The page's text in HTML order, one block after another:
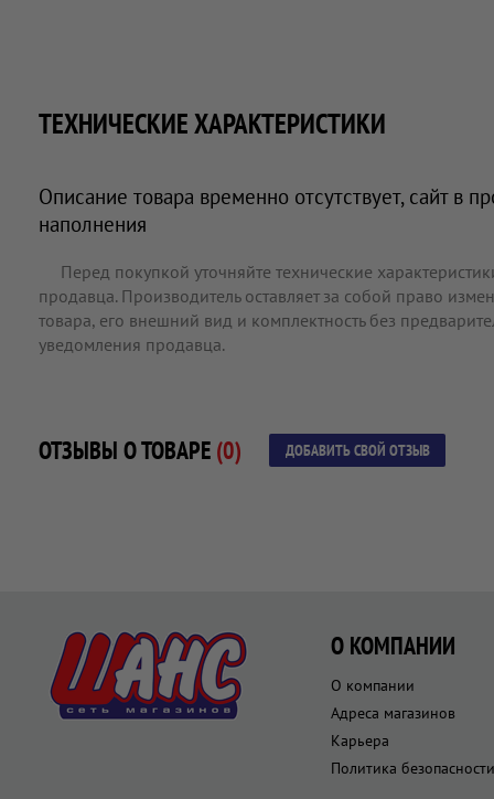
ТЕХНИЧЕСКИЕ ХАРАКТЕРИСТИКИ
Описание товара временно отсутствует, сайт в
наполнения
Перед покупкой уточняйте технические
продавца. Производитель оставляет за собой право
товара, его внешний вид и комплектность без
уведомления продавца.
ОТЗЫВЫ О ТОВАРЕ (0) ДОБАВИТЬ СВОЙ ОТЗЫВ
О КОМПАНИИ
О компании
Адреса магазинов
Карьера
Политика безопасности